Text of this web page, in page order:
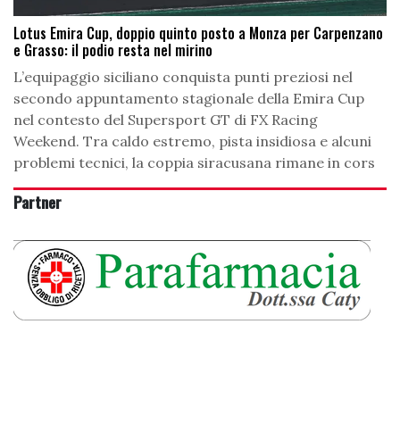
Lotus Emira Cup, doppio quinto posto a Monza per Carpenzano
e Grasso: il podio resta nel mirino
L’equipaggio siciliano conquista punti preziosi nel
secondo appuntamento stagionale della Emira Cup
nel contesto del Supersport GT di FX Racing
Weekend. Tra caldo estremo, pista insidiosa e alcuni
problemi tecnici, la coppia siracusana rimane in cors
Partner